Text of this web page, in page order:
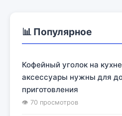
📊 Популярное
Кофейный уголок на
аксессуары нужны для
приготовления
👁 70 просмотров